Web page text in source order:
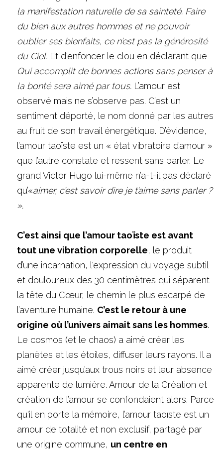
la manifestation naturelle de sa sainteté. Faire
du bien aux autres hommes et ne pouvoir
oublier ses bienfaits, ce n’est pas la générosité
du Ciel.
Qui accomplit de bonnes actions sans penser à
la bonté sera aimé par tous. L’amour est
observé mais ne s’observe pas. C’est un
sentiment déporté, le nom donné par les autres
au fruit de son travail énergétique. D’évidence,
l’amour taoïste est un « état vibratoire d’amour »
que l’autre constate et ressent sans parler. Le
grand Victor Hugo lui-même n’a-t-il pas déclaré
qu’«aimer, c’est savoir dire je t’aime sans parler ?
».
C’est ainsi que l’amour taoïste est avant
tout une vibration corporelle, le produit
d’une incarnation, l'expression du voyage subtil
et douloureux des 30 centimètres qui séparent
la tête du Cœur, le chemin le plus escarpé de
l’aventure humaine. C’est le retour à une
origine où l’univers aimait sans les hommes.
Le cosmos (et le chaos) a aimé créer les
planètes et les étoiles, diffuser leurs rayons. Il a
aimé créer jusqu’aux trous noirs et leur absence
apparente de lumière. Amour de la Création et
création de l’amour se confondaient alors. Parce
qu'il en porte la mémoire, l’amour taoïste est un
amour de totalité et non exclusif, partagé par
une origine commune, un centre en